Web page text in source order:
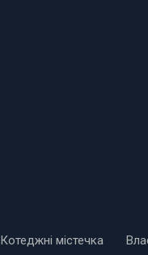
Котеджні містечка